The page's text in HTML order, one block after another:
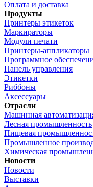
Оплата и доставка
Продукты
Принтеры этикеток
Маркираторы
Модули печати
Принтеры-аппликаторы
Программное
Панель управления
Этикетки
Риббоны
Аксессуары
Отрасли
Машинная
Лесная промышленность
Пищевая
Промышленное
Химическая
Новости
Новости
Выставки